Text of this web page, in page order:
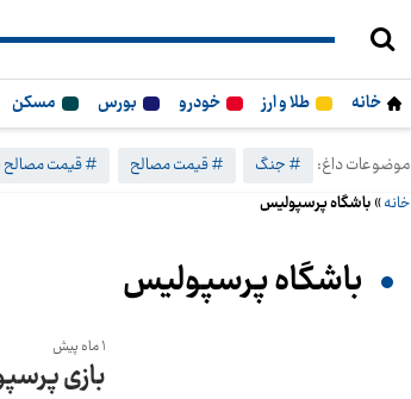
خانه طلا و ارز خودرو بورس مسکن
موضوعات داغ: # جنگ # قیمت مصالح # قیمت مصالح
خانه» باشگاه پرسپولیس
باشگاه پرسپولیس
1 ماه پیش
بازی